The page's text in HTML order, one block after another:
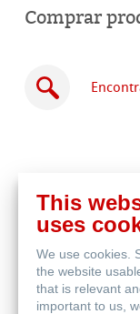
Comprar
Comprar
en
línea
This
uses
We use cookies.
the website
that is relevant
important to us,